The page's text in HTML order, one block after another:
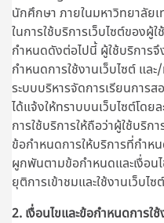
นักศึกษา ภายในมหาวิทยาลัย
ในการใช้บริการเว็บไซต์ของผู้
กำหนดดังต่อไปนี้ ผู้ใช้บริการจึ
กำหนดการใช้งานเว็บไซต์ แล
ระบบบริหารจัดการเรียนการ
ได้แจ้งให้ทราบบนเว็บไซต์โดย
การใช้บริการให้ถือว่าผู้ใช้บริก
ข้อกำหนดการให้บริการที่กำห
ผูกพันตามข้อกำหนดและเงื่อน
ยุติการเข้าชมและใช้งานเว็บไ
2. เงื่อนไขและข้อกำหนดการใช้